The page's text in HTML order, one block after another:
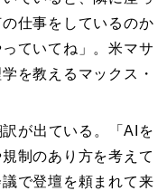
仕事をしているのか
ていてね」。米マサ
を教えるマックス・
が出ている。「AIを
制のあり方を考えて
で登壇を頼まれて来